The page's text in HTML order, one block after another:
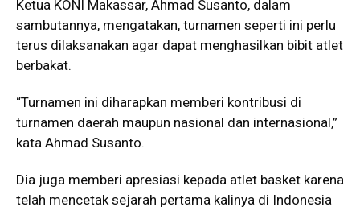
Ketua KONI Makassar, Ahmad Susanto, dalam
sambutannya, mengatakan, turnamen seperti ini perlu
terus dilaksanakan agar dapat menghasilkan bibit atlet
berbakat.
“Turnamen ini diharapkan memberi kontribusi di
turnamen daerah maupun nasional dan internasional,”
kata Ahmad Susanto.
Dia juga memberi apresiasi kepada atlet basket karena
telah mencetak sejarah pertama kalinya di Indonesia